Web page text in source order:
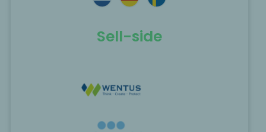
Sell-side